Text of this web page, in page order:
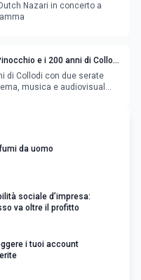
Nazari in concerto a
e i 200 anni di Collodi
audiovisual mapping
di Collodi con due serate
musica e audiovisual
da uomo
sociale d’impresa:
va oltre il profitto
i tuoi account